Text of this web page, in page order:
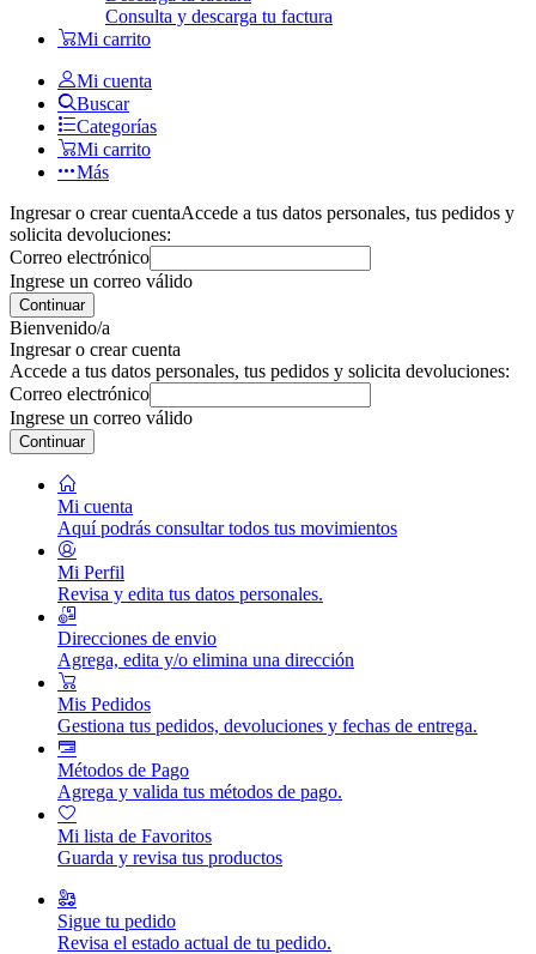
Consulta y descarga tu factura
Mi carrito
Mi cuenta
Buscar
Categorías
Mi carrito
Más
Ingresar o crear cuentaAccede a tus datos personales, tus pedidos y
solicita devoluciones:
Correo electrónico
Ingrese un correo válido
Continuar
Bienvenido/a
Ingresar o crear cuenta
Accede a tus datos personales, tus pedidos y solicita devoluciones:
Correo electrónico
Ingrese un correo válido
Continuar
Mi cuenta
Aquí podrás consultar todos tus movimientos
Mi Perfil
Revisa y edita tus datos personales.
Direcciones de envio
Agrega, edita y/o elimina una dirección
Mis Pedidos
Gestiona tus pedidos, devoluciones y fechas de entrega.
Métodos de Pago
Agrega y valida tus métodos de pago.
Mi lista de Favoritos
Guarda y revisa tus productos
Sigue tu pedido
Revisa el estado actual de tu pedido.